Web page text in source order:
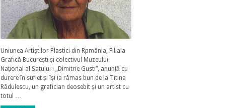
Uniunea Artiștilor Plastici din Rpmânia, Filiala
Grafică București și colectivul Muzeului
Național al Satului i „Dimitrie Gusti”, anunță cu
durere în suflet și își ia rămas bun de la Titina
Rădulescu, un grafician deosebit și un artist cu
totul …